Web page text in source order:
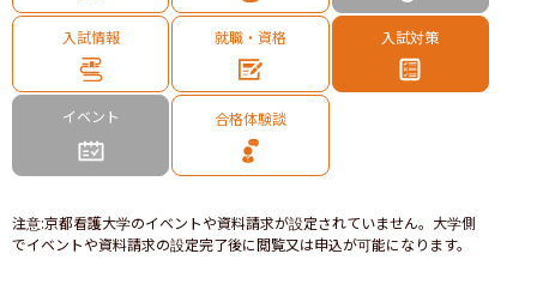
入試情報 就職・資格 入試対策
イベント 合格体験談
注意:京都看護大学のイベントや資料請求が設定されていません。大学側
でイベントや資料請求の設定完了後に閲覧又は申込が可能になります。